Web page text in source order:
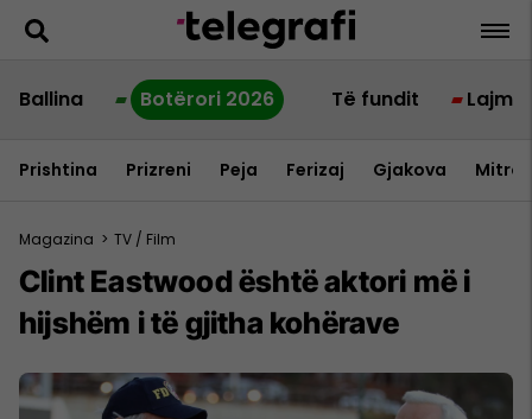
Ballina Botërori 2026 Të fundit Lajme
Prishtina Prizreni Peja Ferizaj Gjakova
Magazina > TV / Film
Clint Eastwood është aktori më i
hijshëm i të gjitha kohërave